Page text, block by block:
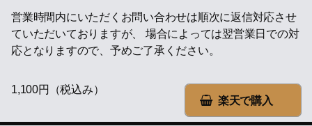
営業時間内にいただくお問い合わせは順次に返信対応させ
ていただいておりますが、 場合によっては翌営業日での対
応となりますので、予めご了承ください。
楽天で購入
1,100円（税込み）